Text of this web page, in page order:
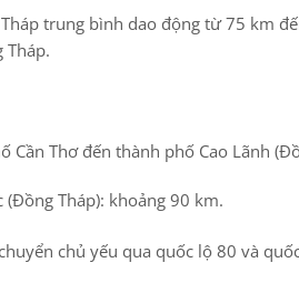
trung bình dao động từ75 km
Tháp.
Cần Thơ đếnthành phố Cao Lãnh
(Đồng Tháp): khoảng90 km.
chủ yếu qua quốc lộ 80 và